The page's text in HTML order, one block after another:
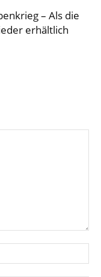
– Als die
erhältlich